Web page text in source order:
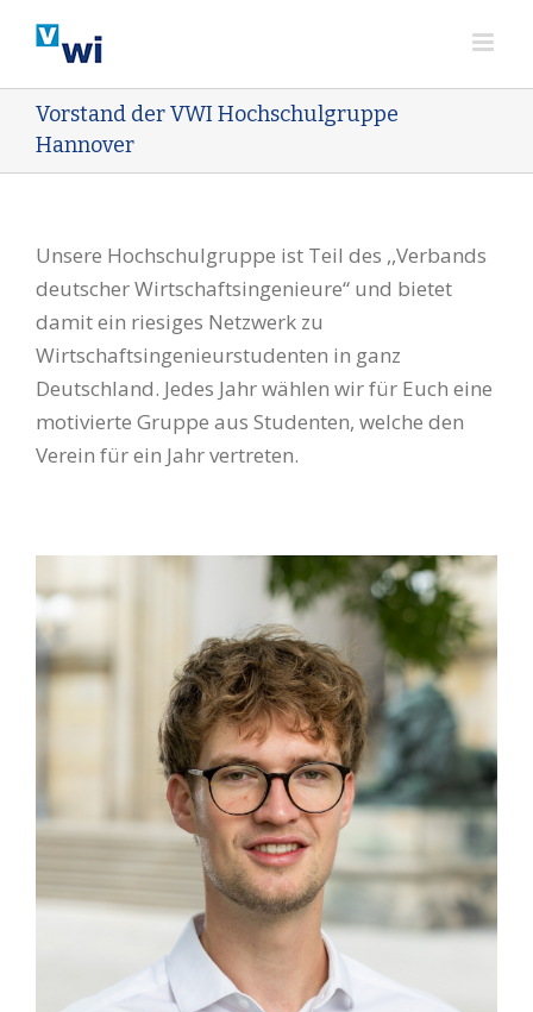
Inhalt
Vorstand der VWI Hochschulgruppe
Hannover
Unsere Hochschulgruppe ist Teil des ,,Verbands
deutscher Wirtschaftsingenieure“ und bietet
damit ein riesiges Netzwerk zu
Wirtschaftsingenieurstudenten in ganz
Deutschland. Jedes Jahr wählen wir für Euch eine
motivierte Gruppe aus Studenten, welche den
Verein für ein Jahr vertreten.